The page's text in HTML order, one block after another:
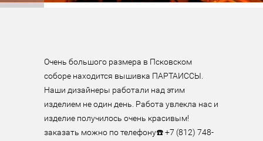
Очень большого размера в Псковском
соборе находится вышивка ПАРТАИССЫ.
Наши дизайнеры работали над этим
изделием не один день. Работа увлекла нас и
изделие получилось очень красивым!
заказать можно по телефону☎️ +7 (812) 748-